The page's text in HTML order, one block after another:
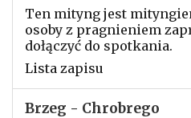
Ten mityng jest
osoby z pragnieniem
dołączyć do spotkania.
Lista zapisu
Brzeg - Chrobrego